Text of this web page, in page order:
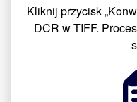
Kliknij przycisk
DCR w TIFF.